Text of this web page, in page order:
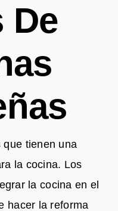
De
que tienen una
la cocina. Los
la cocina en el
hacer la reforma